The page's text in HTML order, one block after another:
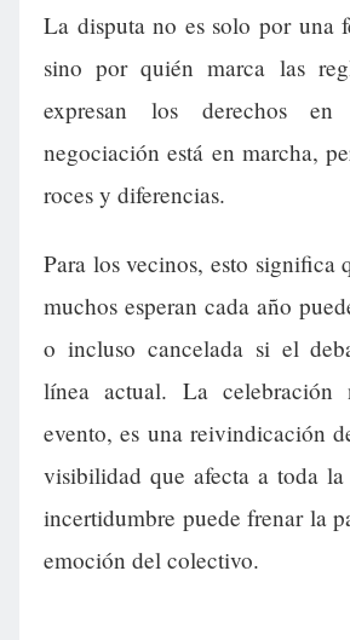
La disputa no es solo por una
sino por quién marca las
expresan los derechos
negociación está en marcha,
roces y diferencias.
Para los vecinos, esto significa
muchos esperan cada año
o incluso cancelada si el
línea actual. La
evento, es una reivindicación
visibilidad que afecta a toda
incertidumbre puede frenar la
emoción del colectivo.